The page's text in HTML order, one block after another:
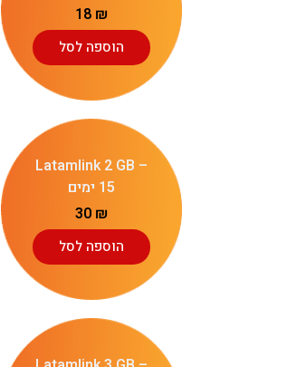
18 ₪
הוספה לסל
Latamlink 2 GB –
15 ימים
30 ₪
הוספה לסל